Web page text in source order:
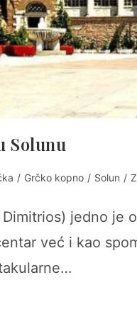
Solunu
/ Grčko kopno / Solun /
jedno je
već i kao